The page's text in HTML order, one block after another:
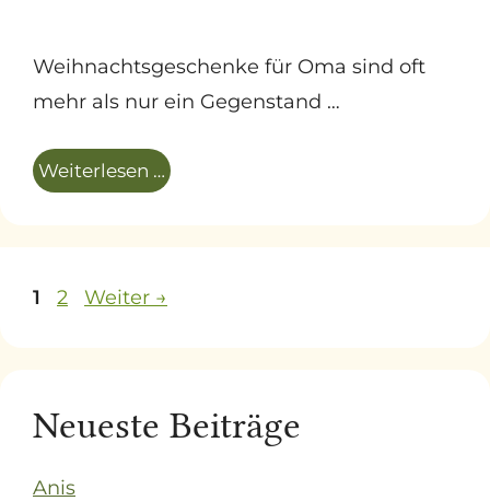
Weihnachtsgeschenke für Oma sind oft
mehr als nur ein Gegenstand …
Weiterlesen …
Seite
1 Seite
2 Weiter →
Neueste Beiträge
Anis